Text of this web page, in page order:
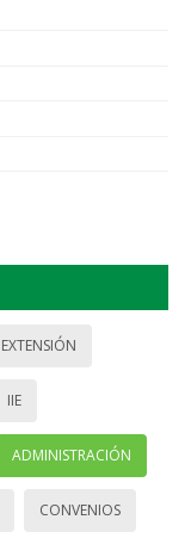
EXTENSIÓN
IIE
ADMINISTRACIÓN
CONVENIOS